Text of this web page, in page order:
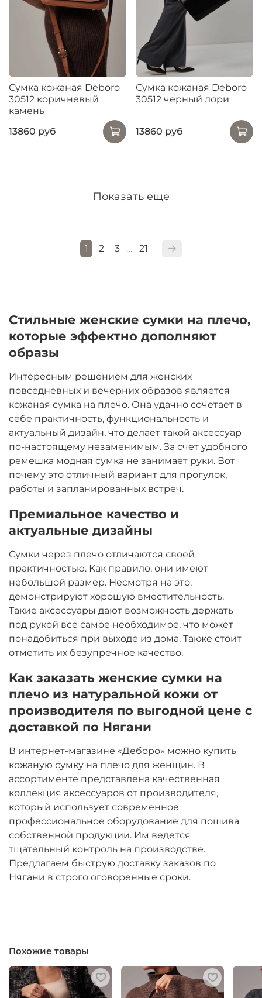
Сумка кожаная Deboro
30512 коричневый
камень
13860 руб
Сумка кожаная Deboro
30512 черный лори
13860 руб
Показать еще
1 2 3 … 21
Стильные женские сумки на плечо,
которые эффектно дополняют
образы
Интересным решением для женских
повседневных и вечерних образов является
кожаная сумка на плечо. Она удачно сочетает в
себе практичность, функциональность и
актуальный дизайн, что делает такой аксессуар
по-настоящему незаменимым. За счет удобного
ремешка модная сумка не занимает руки. Вот
почему это отличный вариант для прогулок,
работы и запланированных встреч.
Премиальное качество и
актуальные дизайны
Сумки через плечо отличаются своей
практичностью. Как правило, они имеют
небольшой размер. Несмотря на это,
демонстрируют хорошую вместительность.
Такие аксессуары дают возможность держать
под рукой все самое необходимое, что может
понадобиться при выходе из дома. Также стоит
отметить их безупречное качество.
Как заказать женские сумки на
плечо из натуральной кожи от
производителя по выгодной цене с
доставкой по Нягани
В интернет-магазине «Деборо» можно купить
кожаную сумку на плечо для женщин. В
ассортименте представлена качественная
коллекция аксессуаров от производителя,
который использует современное
профессиональное оборудование для пошива
собственной продукции. Им ведется
тщательный контроль на производстве.
Предлагаем быструю доставку заказов по
Нягани в строго оговоренные сроки.
Похожие товары